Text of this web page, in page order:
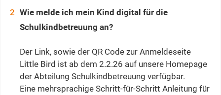
Wie melde ich mein Kind digital für die
Schulkindbetreuung an?
Der Link, sowie der QR Code zur Anmeldeseite
Little Bird ist ab dem 2.2.26 auf unsere Homepage
der Abteilung Schulkindbetreuung verfügbar.
Eine mehrsprachige Schritt-für-Schritt Anleitung für